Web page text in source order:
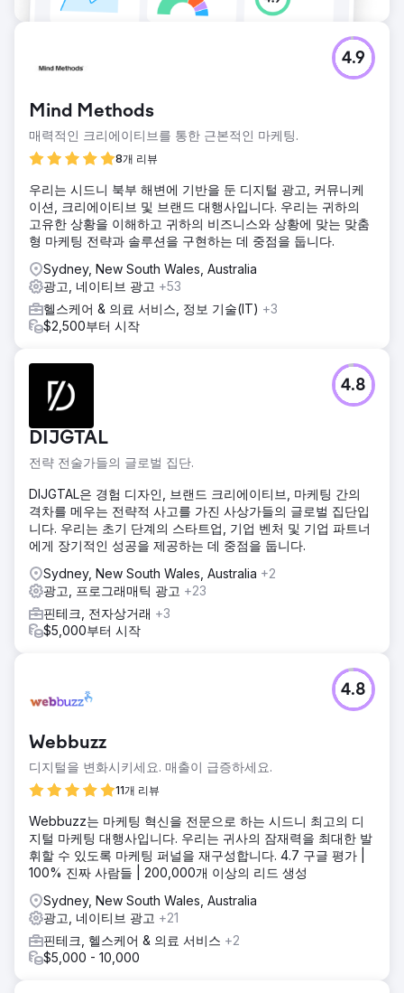
Mind Methods
매력적인 크리에이티브를 통한 근본적인 마케팅.
8개 리뷰
4.9
우리는 시드니 북부 해변에 기반을 둔 디지털 광고, 커뮤니케
이션, 크리에이티브 및 브랜드 대행사입니다. 우리는 귀하의
고유한 상황을 이해하고 귀하의 비즈니스와 상황에 맞는 맞춤
형 마케팅 전략과 솔루션을 구현하는 데 중점을 둡니다.
Sydney, New South Wales, Australia
광고, 네이티브 광고 +53
헬스케어 & 의료 서비스, 정보 기술(IT) +3
$2,500부터 시작
DIJGTAL
전략 전술가들의 글로벌 집단.
4.8
DIJGTAL은 경험 디자인, 브랜드 크리에이티브, 마케팅 간의
격차를 메우는 전략적 사고를 가진 사상가들의 글로벌 집단입
니다. 우리는 초기 단계의 스타트업, 기업 벤처 및 기업 파트너
에게 장기적인 성공을 제공하는 데 중점을 둡니다.
Sydney, New South Wales, Australia +2
광고, 프로그래매틱 광고 +23
핀테크, 전자상거래 +3
$5,000부터 시작
Webbuzz
디지털을 변화시키세요. 매출이 급증하세요.
11개 리뷰
4.8
Webbuzz는 마케팅 혁신을 전문으로 하는 시드니 최고의 디
지털 마케팅 대행사입니다. 우리는 귀사의 잠재력을 최대한 발
휘할 수 있도록 마케팅 퍼널을 재구성합니다. 4.7 구글 평가 |
100% 진짜 사람들 | 200,000개 이상의 리드 생성
Sydney, New South Wales, Australia
광고, 네이티브 광고 +21
핀테크, 헬스케어 & 의료 서비스 +2
$5,000 - 10,000